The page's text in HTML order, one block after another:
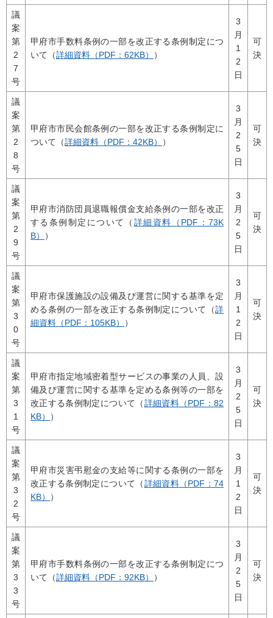
議
案
第
2
7
号
甲府市手数料条例の一部を改正する条例制定につ
いて（詳細資料（PDF：62KB） ）
3
月
1
2
日
可
決
議
案
第
2
8
号
甲府市市民会館条例の一部を改正する条例制定に
ついて（詳細資料（PDF：42KB） ）
3
月
2
5
日
可
決
議
案
第
2
9
号
甲府市消防団員退職報償金支給条例の一部を改正
する条例制定について（ 詳細資料（PDF：73K
B）
）
3
月
2
5
日
可
決
議
案
第
3
0
号
甲府市保護施設の設備及び運営に関する基準を定
める条例の一部を改正する条例制定について（詳
細資料（PDF：105KB）
）
3
月
1
2
日
可
決
議
案
第
3
1
号
甲府市指定地域密着型サービスの事業の人員、設
備及び運営に関する基準を定める条例等の一部を
改正する条例制定について（詳細資料（PDF：82
KB）
）
3
月
2
5
日
可
決
議
案
第
3
2
号
甲府市災害弔慰金の支給等に関する条例の一部を
改正する条例制定について（詳細資料（PDF：74
KB）
）
3
月
1
2
日
可
決
議
案
第
3
3
号
甲府市手数料条例の一部を改正する条例制定につ
いて（詳細資料（PDF：92KB） ）
3
月
2
5
日
可
決